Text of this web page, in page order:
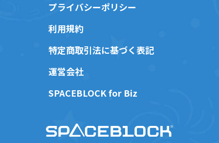
プライバシーポリシー
利用規約
特定商取引法に基づく表記
運営会社
SPACEBLOCK for Biz